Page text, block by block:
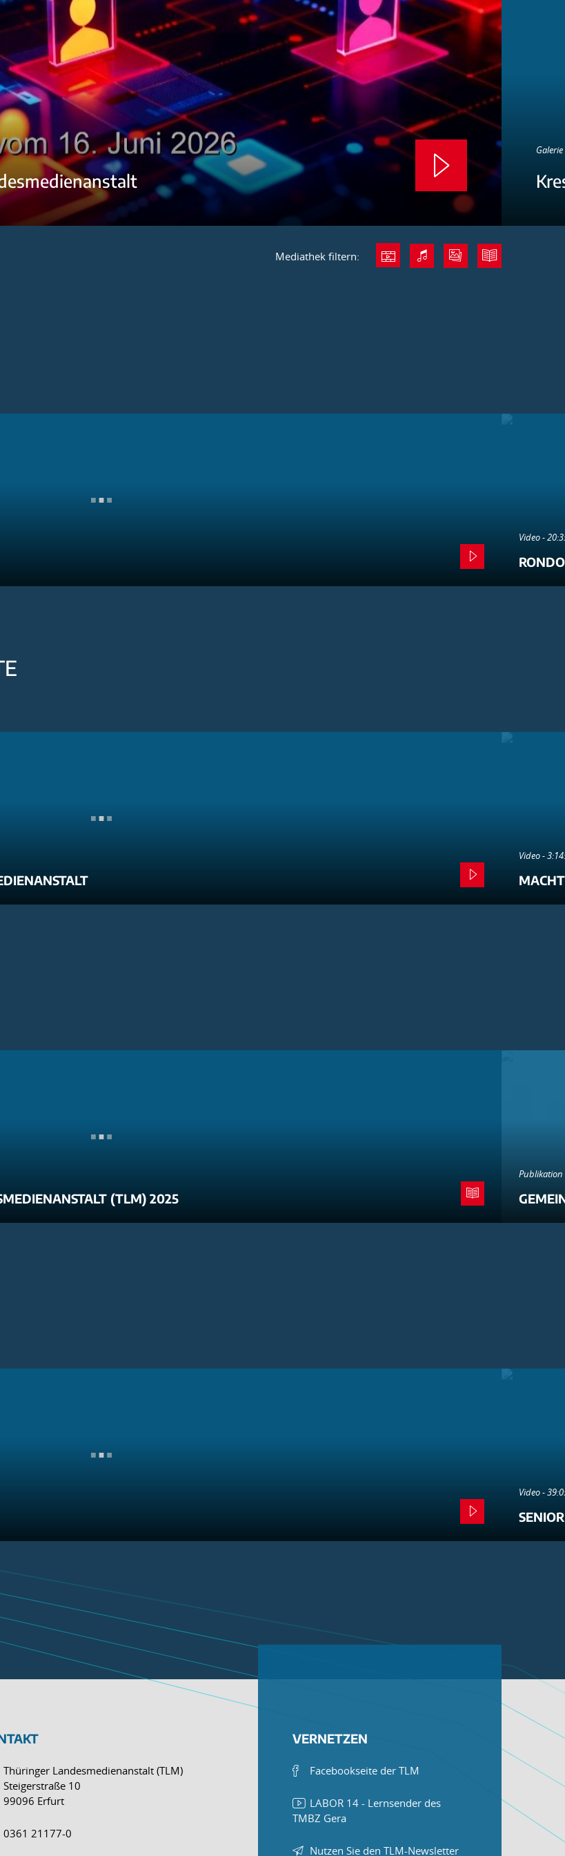
Mediathek filtern:
Video -
Video -
(TLM) 2025
Publikation
Video -
Thüringer Landesmedienanstalt (TLM)
Steigerstraße 10
99096 Erfurt
0361 21177-0
VERNETZEN
Facebookseite der TLM
LABOR 14 - Lernsender des
TMBZ Gera
Nutzen Sie den TLM-Newsletter